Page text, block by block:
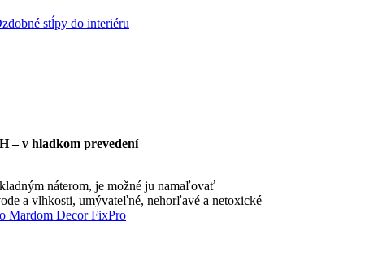
stĺpy do interiéru
– v hladkom prevedení
náterom, je možné ju namaľovať
a vlhkosti, umývateľné, nehorľavé a netoxické
Mardom Decor FixPro